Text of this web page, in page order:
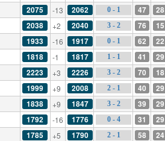
2075 -13 2062 0 - 1 47 28
2038 +2 2040 3 - 2 76 15
1933 -16 1917 0 - 1 62 22
1818 -1 1817 1 - 1 41 29
2223 +3 2226 3 - 2 70 18
1999 +9 2008 2 - 1 40 29
1838 +9 1847 3 - 2 39 29
1792 -16 1776 0 - 4 31 29
1785 +5 1790 2 - 1 58 24